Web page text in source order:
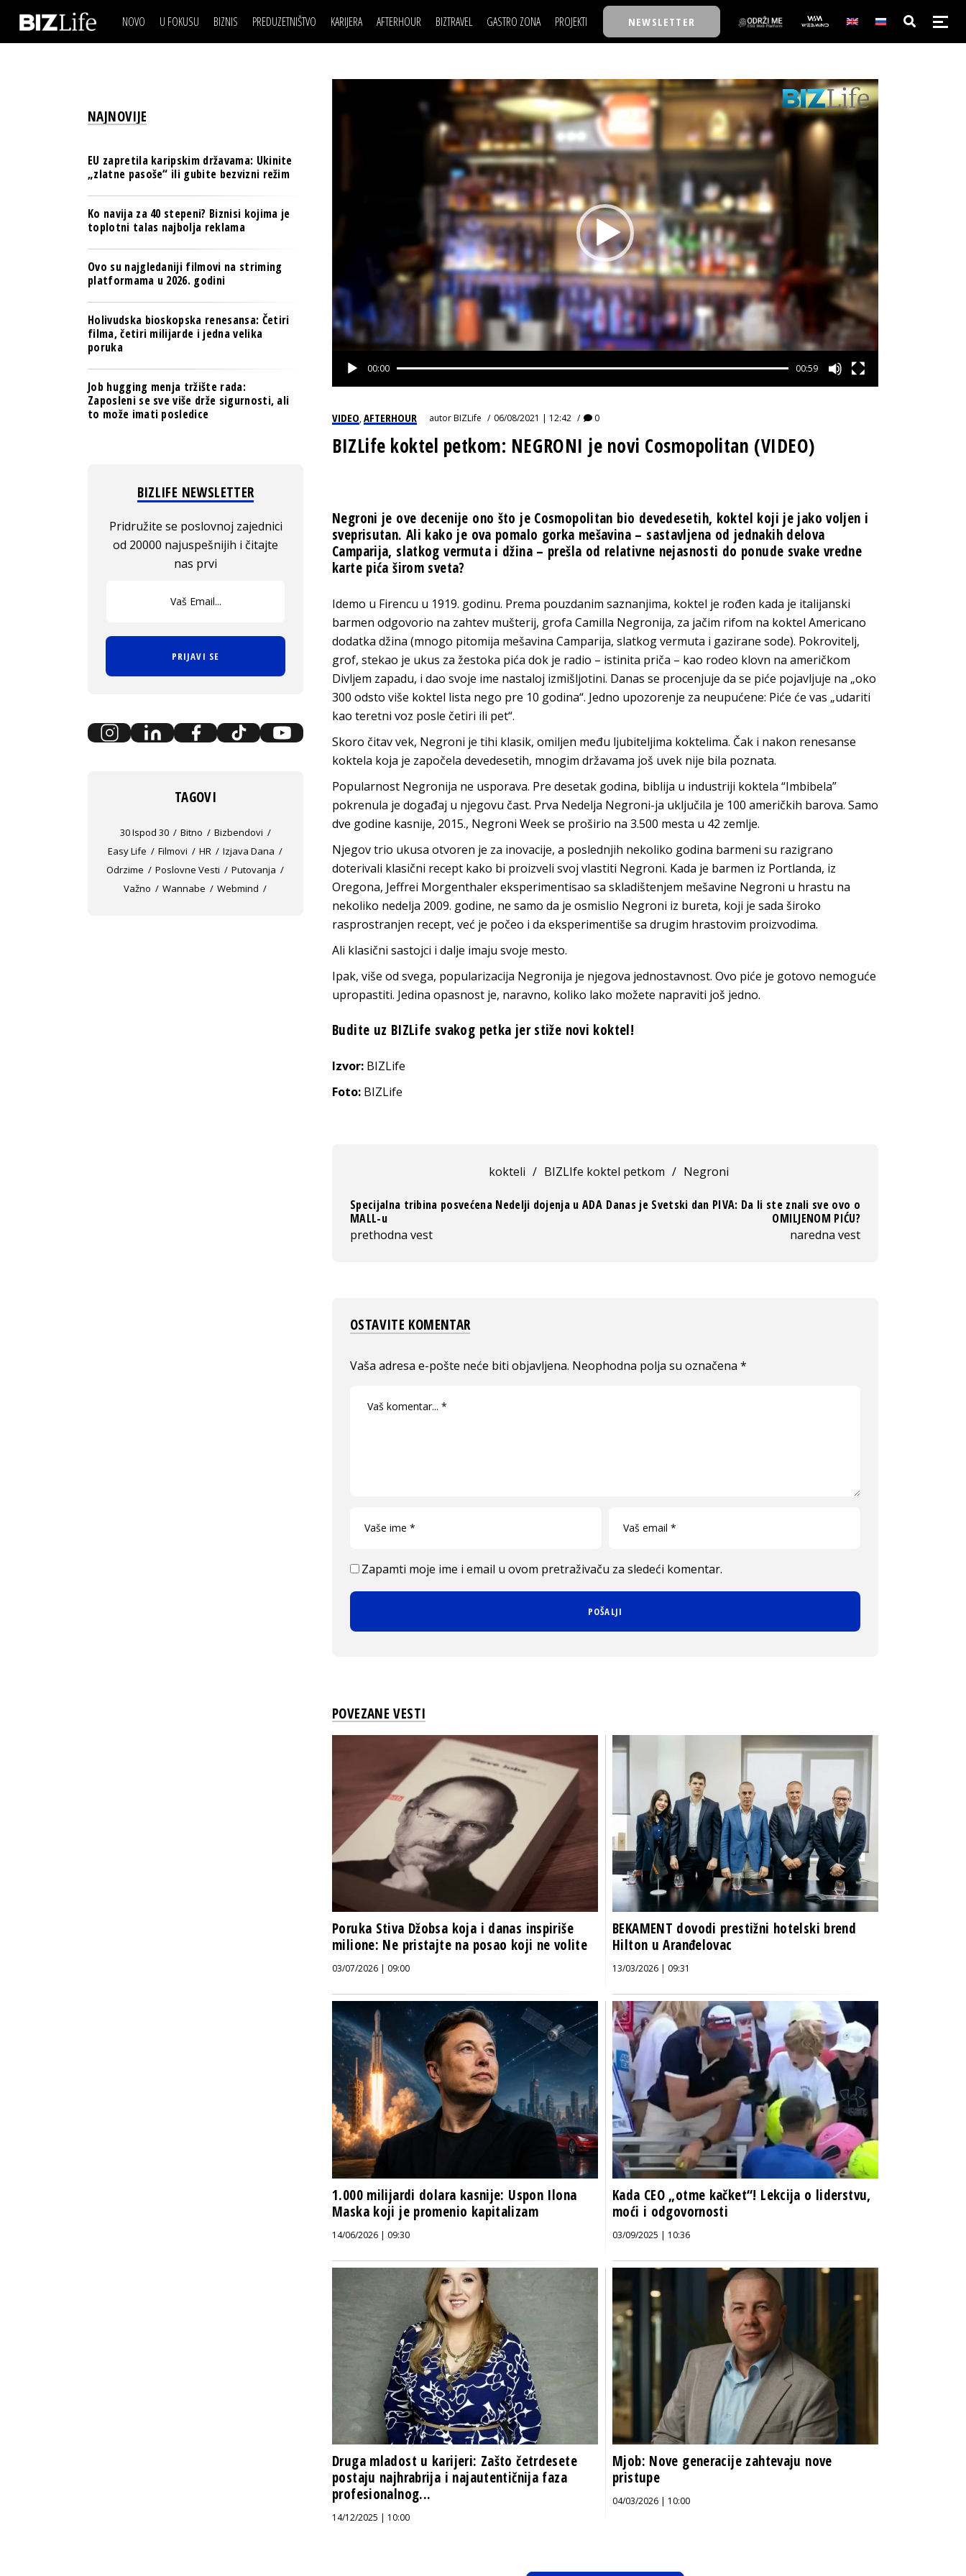
NOVO U FOKUSU BIZNIS
BANKE
OSIGURANJE
TECH I AI
BIZNIS & SPORT
PULS REGIONA
NOVO NA RAFU
PREDUZETNIŠTVO KARIJERA
MOJ UGAO
AFTERHOUR
AUTO SVET
BIZTRAVEL GASTRO ZONA PROJEKTI
TASTY TALKS
30 ISPOD 30
BACK TO OFFICE/SCHOOL
BIZBENDOVI
BIZKOLEGIJUM
BMW BIZNIS LIGA
BIZLIFE WEEK
IZJAVA GODINE
NEWSLETTER
IZJAVA DANABIZNIS SCENA
BREND I KOMUNIKACIJE
OSIGURANJE
TECH I AI
PULS REGIONA
POSAO
MOJ UGAO
FILM I SCENA
AUTO SVET
WELLBEING
NAJKOLEGA
30 ISPOD 30
BACK TO OFFICE/SCHOOL
BIZBENDOVI
BIZKOLEGIJUM
BMW BIZNIS LIGA
BIZLIFE WEEK
IZJAVA GODINE
00:00 00:59
VIDEO,AFTERHOUR autorBIZLife 06/08/2021 | 12:42 0
BIZLife koktel petkom: NEGRONI je novi Cosmopolitan (VIDEO)
Negroni je ove decenije ono što je Cosmopolitan bio devedesetih, koktel koji je jako voljen i
sveprisutan. Ali kako je ova pomalo gorka mešavina – sastavljena od jednakih delova
Camparija, slatkog vermuta i džina – prešla od relativne nejasnosti do ponude svake vredne
karte pića širom sveta?
Idemo u Firencu u 1919. godinu. Prema pouzdanim saznanjima, koktel je rođen kada je italijanski
barmen odgovorio na zahtev mušterij, grofa Camilla Negronija, za jačim rifom na koktel Americano
dodatka džina (mnogo pitomija mešavina Camparija, slatkog vermuta i gazirane sode). Pokrovitelj,
grof, stekao je ukus za žestoka pića dok je radio – istinita priča – kao rodeo klovn na američkom
Divljem zapadu, i dao svoje ime nastaloj izmišljotini. Danas se procenjuje da se piće pojavljuje na „oko
300 odsto više koktel lista nego pre 10 godina“. Jedno upozorenje za neupućene: Piće će vas „udariti
kao teretni voz posle četiri ili pet“.
Skoro čitav vek, Negroni je tihi klasik, omiljen među ljubiteljima koktelima. Čak i nakon renesanse
koktela koja je započela devedesetih, mnogim državama još uvek nije bila poznata.
Popularnost Negronija ne usporava. Pre desetak godina, biblija u industriji koktela “Imbibela”
pokrenula je događaj u njegovu čast. Prva Nedelja Negroni-ja uključila je 100 američkih barova. Samo
dve godine kasnije, 2015., Negroni Week se proširio na 3.500 mesta u 42 zemlje.
Njegov trio ukusa otvoren je za inovacije, a poslednjih nekoliko godina barmeni su razigrano
doterivali klasični recept kako bi proizveli svoj vlastiti Negroni. Kada je barmen iz Portlanda, iz
Oregona, Jeffrei Morgenthaler eksperimentisao sa skladištenjem mešavine Negroni u hrastu na
nekoliko nedelja 2009. godine, ne samo da je osmislio Negroni iz bureta, koji je sada široko
rasprostranjen recept, već je počeo i da eksperimentiše sa drugim hrastovim proizvodima.
Ali klasični sastojci i dalje imaju svoje mesto.
Ipak, više od svega, popularizacija Negronija je njegova jednostavnost. Ovo piće je gotovo nemoguće
upropastiti. Jedina opasnost je, naravno, koliko lako možete napraviti još jedno.
Budite uz BIZLife svakog petka jer stiže novi koktel!
Izvor: BIZLife
Foto: BIZLife
kokteli / BIZLIfe koktel petkom / Negroni
Specijalna tribina posvećena Nedelji dojenja u ADA
MALL-u
prethodna vest
Danas je Svetski dan PIVA: Da li ste znali sve ovo o
OMILJENOM PIĆU?
naredna vest
OSTAVITE KOMENTAR
Vaša adresa e-pošte neće biti objavljena. Neophodna polja su označena *
Zapamti moje ime i email u ovom pretraživaču za sledeći komentar.
POVEZANE VESTI
Poruka Stiva Džobsa koja i danas inspiriše
milione: Ne pristajte na posao koji ne volite
03/07/2026 | 09:00
BEKAMENT dovodi prestižni hotelski brend
Hilton u Aranđelovac
13/03/2026 | 09:31
1.000 milijardi dolara kasnije: Uspon Ilona
Maska koji je promenio kapitalizam
14/06/2026 | 09:30
Kada CEO „otme kačket“! Lekcija o liderstvu,
moći i odgovornosti
03/09/2025 | 10:36
Druga mladost u karijeri: Zašto četrdesete
postaju najhrabrija i najautentičnija faza
profesionalnog...
14/12/2025 | 10:00
Mjob: Nove generacije zahtevaju nove
pristupe
04/03/2026 | 10:00
NAJNOVIJE
EU zapretila karipskim državama: Ukinite
„zlatne pasoše“ ili gubite bezvizni režim
Ko navija za 40 stepeni? Biznisi kojima je
toplotni talas najbolja reklama
Ovo su najgledaniji filmovi na striming
platformama u 2026. godini
Holivudska bioskopska renesansa: Četiri
filma, četiri milijarde i jedna velika
poruka
Job hugging menja tržište rada:
Zaposleni se sve više drže sigurnosti, ali
to može imati posledice
BIZLIFE NEWSLETTER
Pridružite se poslovnoj zajednici
od 20000 najuspešnijih i čitajte
nas prvi
PRIJAVI SE
TAGOVI
30 Ispod 30 Bitno
Bizbendovi
Easy Life
Filmovi HR
Izjava Dana
Odrzime
Poslovne Vesti
Putovanja
Važno
Wannabe Webmind